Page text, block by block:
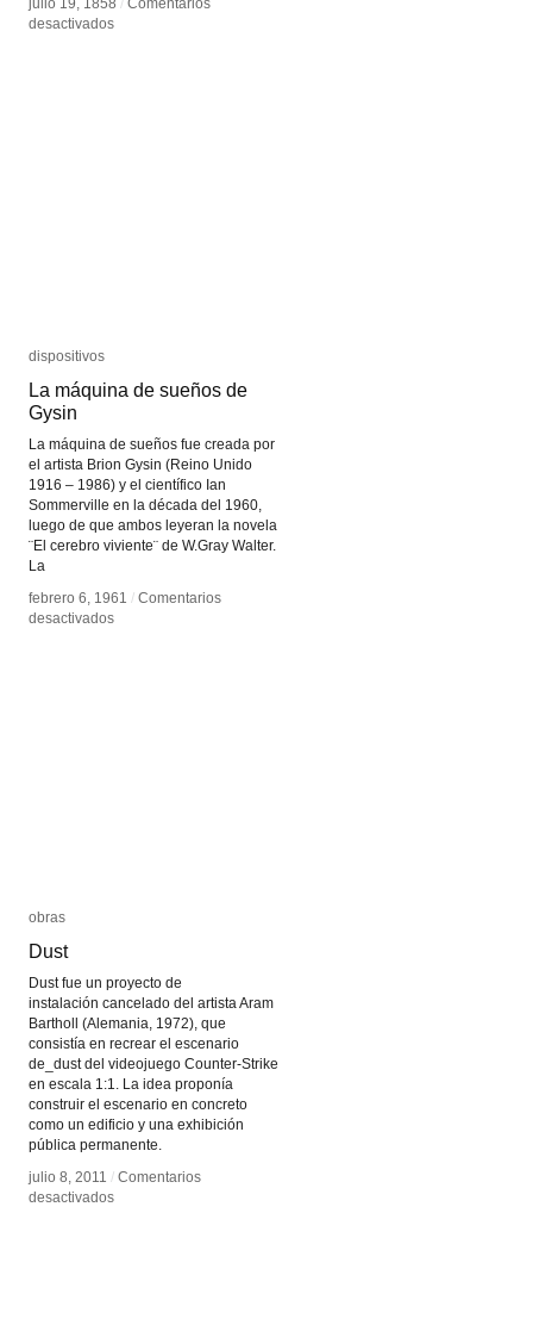
julio 19, 1858
Comentarios
desactivadosen
julio 19, 1858
Comentarios
desactivadosen
dispositivos
La máquina de sueños de
Gysin
La máquina de sueños fue creada por
el artista Brion Gysin (Reino Unido
1916 – 1986) y el científico Ian
Sommerville en la década del 1960,
luego de que ambos leyeran la novela
¨El cerebro viviente¨ de W.Gray Walter.
La
febrero 6, 1961 / Comentarios
desactivadosen
dispositivos
La máquina de sueños de
Gysin
febrero 6, 1961 / Comentarios
desactivadosen
obras
Dust
Dust fue un proyecto de
instalación cancelado del artista Aram
Bartholl (Alemania, 1972), que
consistía en recrear el escenario
de_dust del videojuego Counter-Strike
en escala 1:1. La idea proponía
construir el escenario en concreto
como un edificio y una exhibición
pública permanente.
julio 8, 2011 / Comentarios
desactivadosen
obras
Dust
julio 8, 2011 / Comentarios
desactivadosen